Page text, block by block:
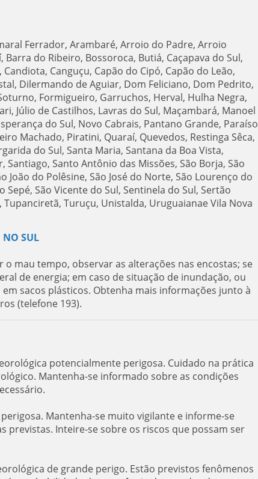
Ferrador, Arambaré, Arroio do Padre, Arroio
do Ribeiro, Bossoroca, Butiá, Caçapava do Sul,
Canguçu, Capão do Cipó, Capão do Leão,
Dilermando de Aguiar, Dom Feliciano, Dom Pedrito,
Formigueiro, Garruchos, Herval, Hulha Negra,
Júlio de Castilhos, Lavras do Sul, Maçambará, Manoel
do Sul, Novo Cabrais, Pantano Grande, Paraíso
Machado, Piratini, Quaraí, Quevedos, Restinga Sêca,
do Sul, Santa Maria, Santana da Boa Vista,
Santo Antônio das Missões, São Borja, São
João do Polêsine, São José do Norte, São Lourenço do
São Vicente do Sul, Sentinela do Sul, Sertão
Turuçu, Unistalda, Uruguaianae Vila Nova
NO SUL
mau tempo, observar as alterações nas encostas; se
de energia; em caso de situação de inundação, ou
sacos plásticos. Obtenha mais informações junto à
(telefone 193).
potencialmente perigosa. Cuidado na prática
Mantenha-se informado sobre as condições
Mantenha-se muito vigilante e informe-se
Inteire-se sobre os riscos que possam ser
de grande perigo. Estão previstos fenômenos